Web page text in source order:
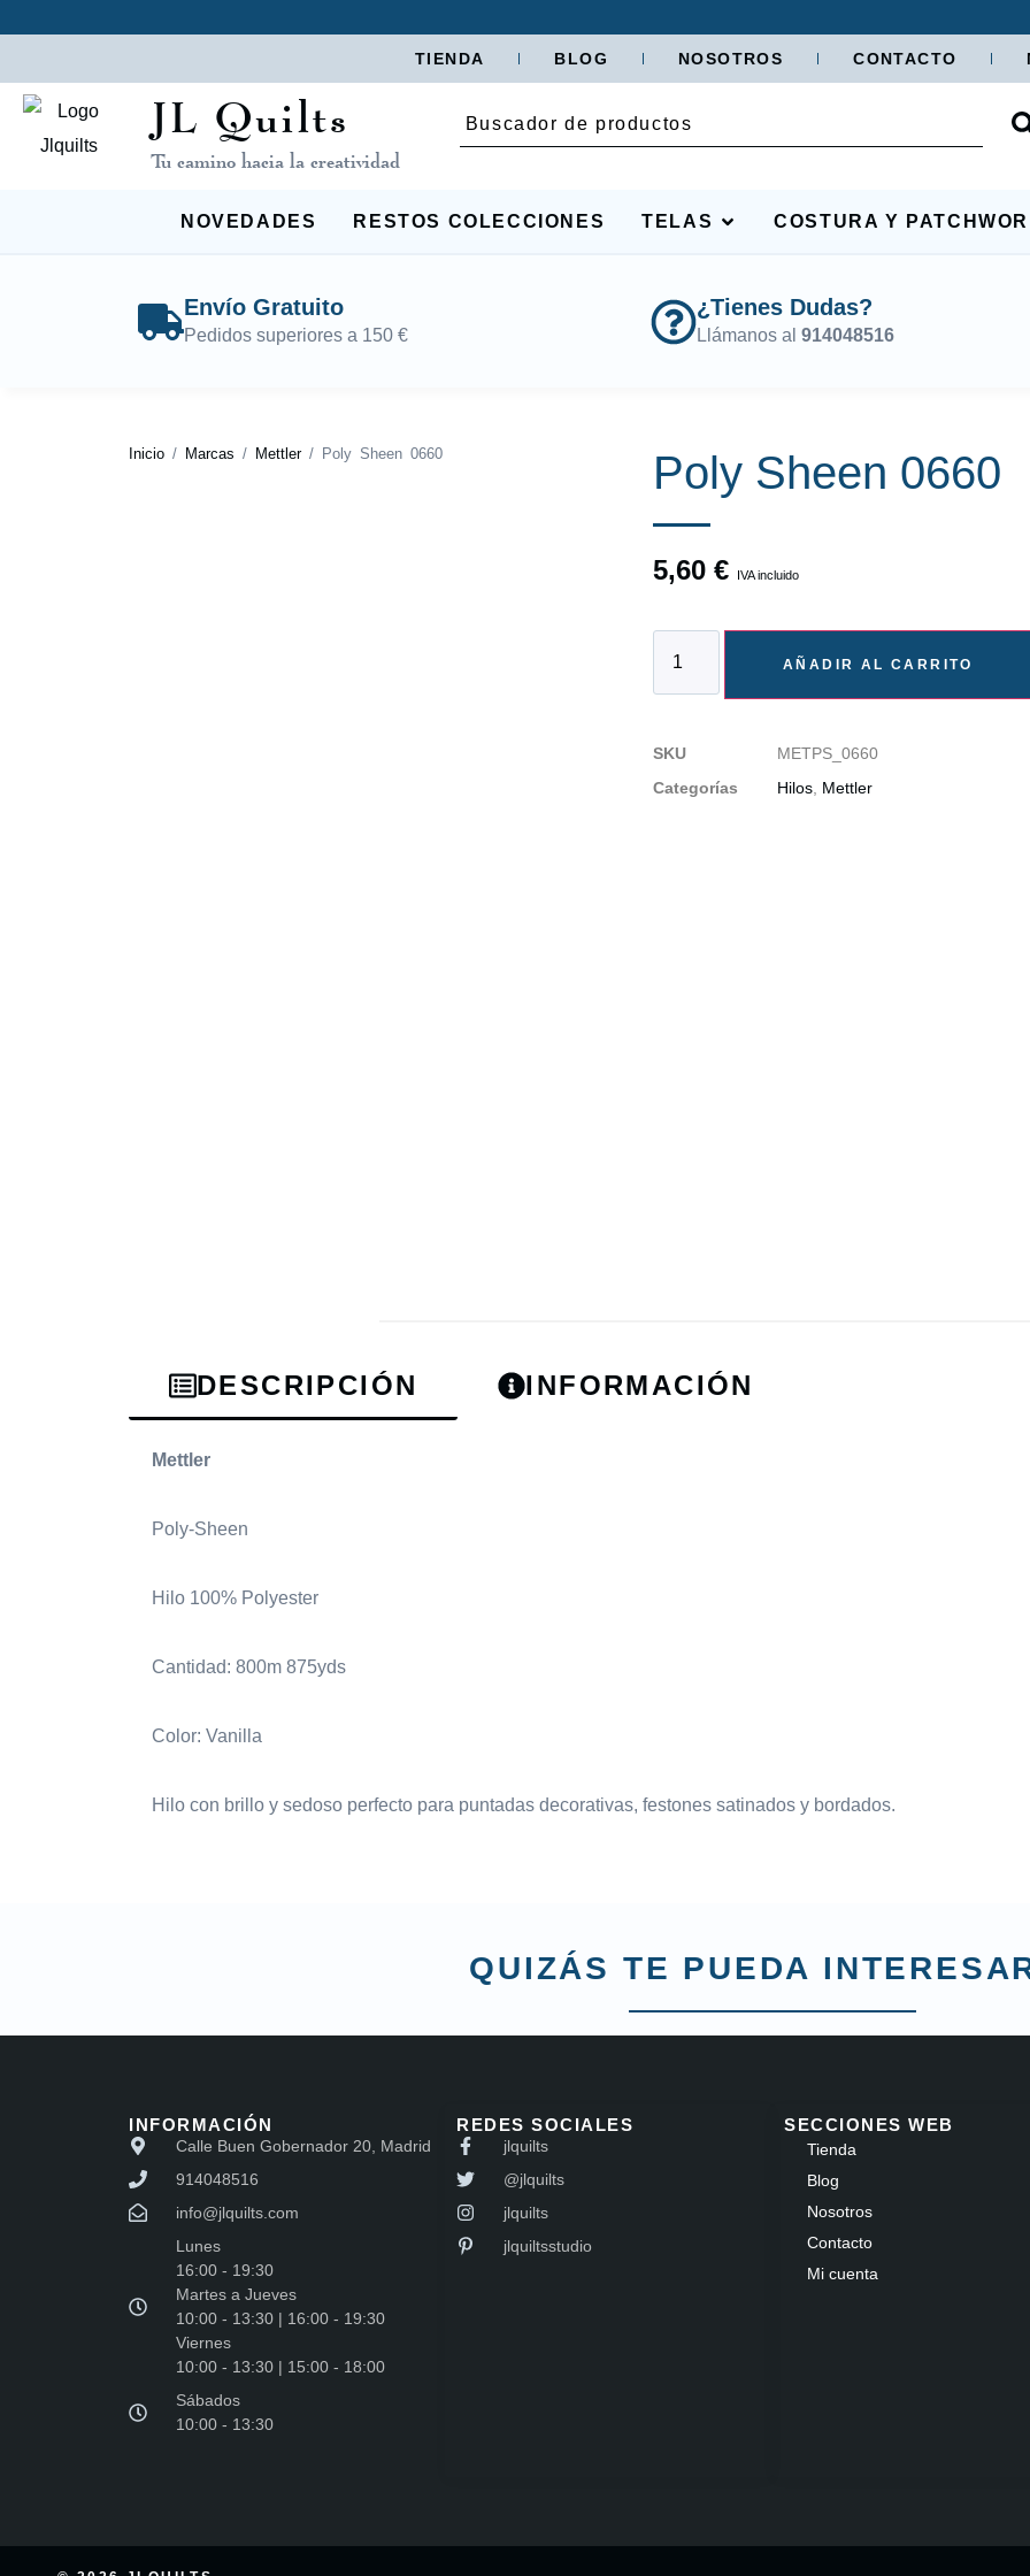
TIENDA BLOG NOSOTROS CONTACTO
JL Quilts
Tu camino hacia la creatividad
NOVEDADES RESTOS COLECCIONES TELAS COSTURA Y
Envío Gratuito
Pedidos superiores a 150 €
¿Tienes Dudas?
Llámanos al 914048516
Inicio / Marcas / Mettler/ Poly Sheen 0660 Poly Sheen 0660
5,60 € IVA incluido
AÑADIR AL CARRITO
SKU
METPS_0660
Categorías
Hilos Mettler
DESCRIPCIÓN INFORMACIÓN
Mettler
Poly-Sheen
Hilo 100% Polyester
Cantidad: 800m 875yds
Color: Vanilla
Hilo con brillo y sedoso perfecto para puntadas decorativas, festones satinados y bordados.
QUIZÁS TE PUEDA
INFORMACIÓN
Calle Buen Gobernador 20, Madrid
914048516
info@jlquilts.com
Lunes
16:00 - 19:30
Martes a Jueves
10:00 - 13:30 | 16:00 - 19:30
Viernes
10:00 - 13:30 | 15:00 - 18:00
Sábados
10:00 - 13:30
REDES SOCIALES
jlquilts
@jlquilts
jlquilts
jlquiltsstudio
SECCIONES WEB
Tienda
Blog
Nosotros
Contacto
Mi cuenta